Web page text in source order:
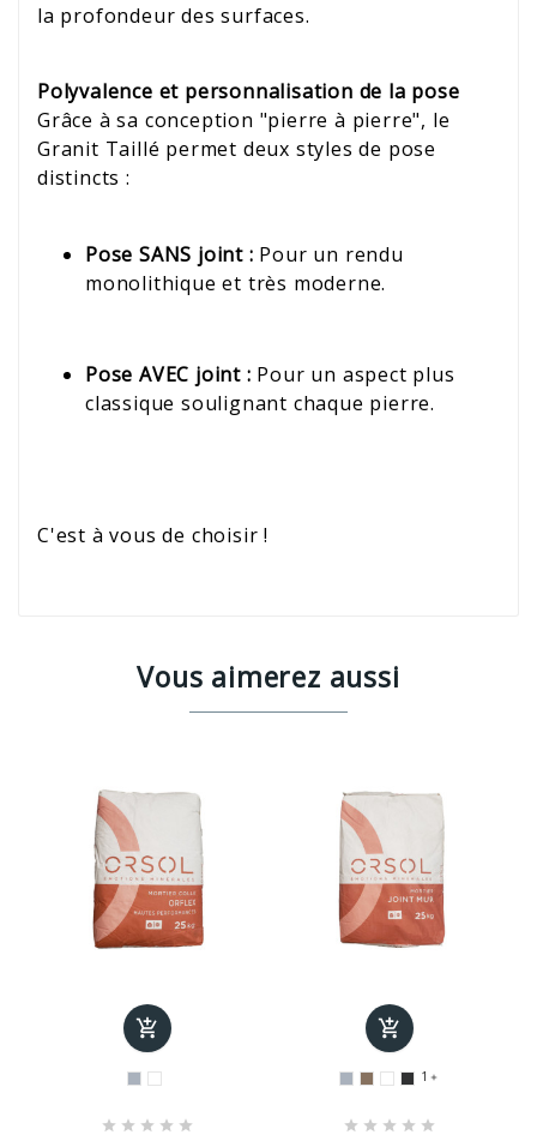
la profondeur des surfaces.
Polyvalence et personnalisation de la pose
Grâce à sa conception "pierre à pierre", le
Granit Taillé permet deux styles de pose
distincts :
Pose SANS joint : Pour un rendu
monolithique et très moderne.
Pose AVEC joint : Pour un aspect plus
classique soulignant chaque pierre.
C'est à vous de choisir !
Vous aimerez aussi

    

1 
    